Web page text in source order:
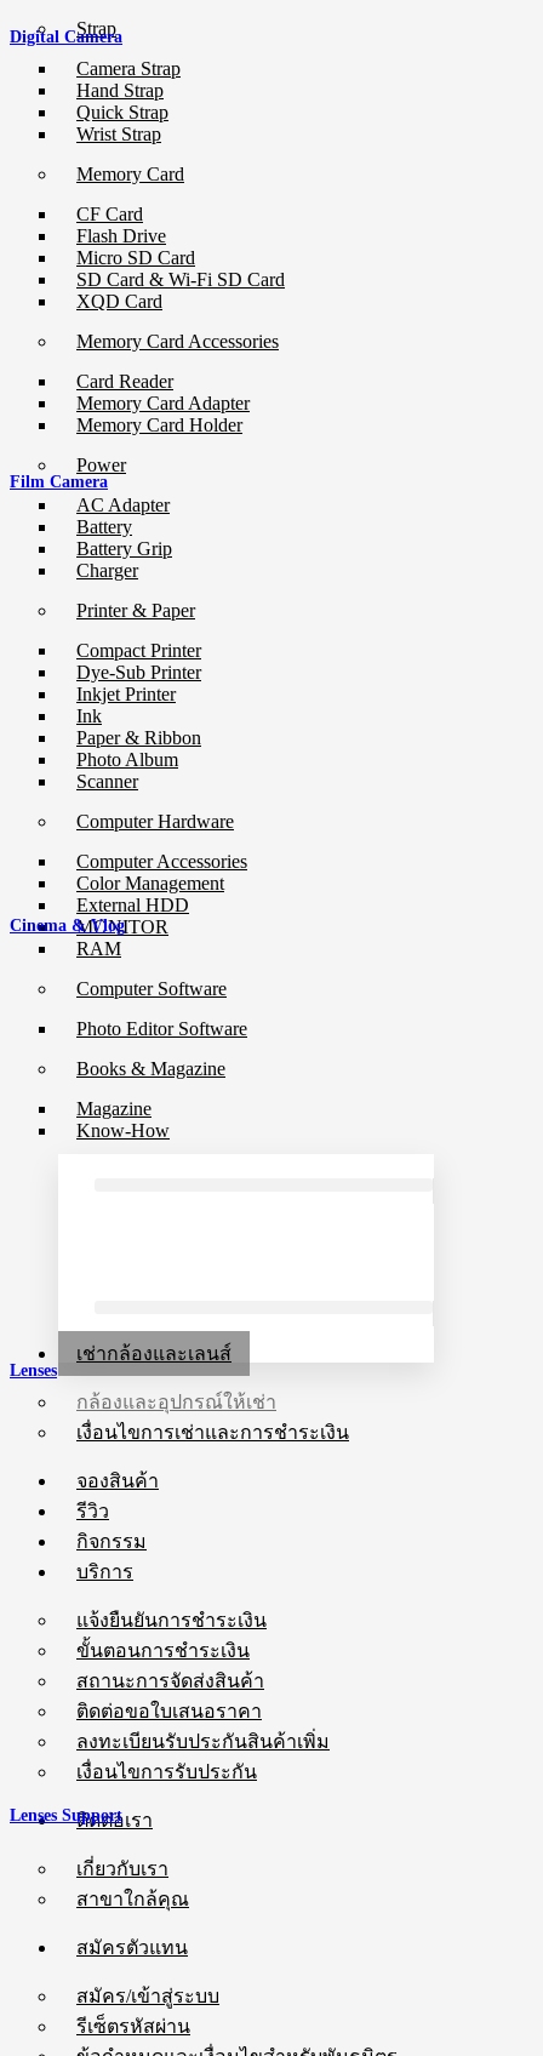
Strap
Camera Strap
Hand Strap
Quick Strap
Wrist Strap
Memory Card
CF Card
Flash Drive
Micro SD Card
SD Card & Wi-Fi SD Card
XQD Card
Memory Card Accessories
Card Reader
Memory Card Adapter
Memory Card Holder
Power
AC Adapter
Battery
Battery Grip
Charger
Printer & Paper
Compact Printer
Dye-Sub Printer
Inkjet Printer
Ink
Paper & Ribbon
Photo Album
Scanner
Computer Hardware
Computer Accessories
Color Management
External HDD
MONITOR
RAM
Computer Software
Photo Editor Software
Books & Magazine
Magazine
Know-How
เช่ากล้องและเลนส์
กล้องและอุปกรณ์ให้เช่า
เงื่อนไขการเช่าและการชำระเงิน
จองสินค้า
รีวิว
กิจกรรม
บริการ
แจ้งยืนยันการชำระเงิน
ขั้นตอนการชำระเงิน
สถานะการจัดส่งสินค้า
ติดต่อขอใบเสนอราคา
ลงทะเบียนรับประกันสินค้าเพิ่ม
เงื่อนไขการรับประกัน
ติดต่อเรา
เกี่ยวกับเรา
สาขาใกล้คุณ
สมัครตัวแทน
สมัคร/เข้าสู่ระบบ
รีเซ็ตรหัสผ่าน
Digital Camera
Film Camera
Cinema & Vlog
Lenses
Lenses Support